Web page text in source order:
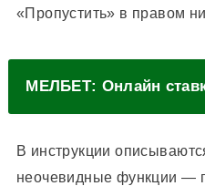
«Пропустить» в правом
МЕЛБЕТ: Онлайн
В инструкции
неочевидные функции —